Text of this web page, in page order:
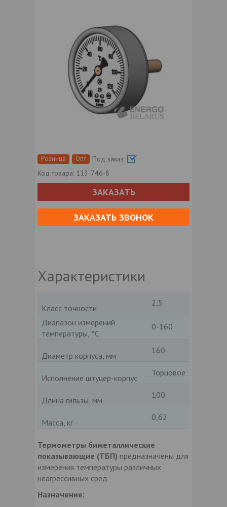
Розница Опт
Под заказ
Код товара: 113-746-8
ЗАКАЗАТЬ
ЗАКАЗАТЬ ЗВОНОК
Характеристики
Класс точности
2,5
Диапазон измерений
температуры, °C
0-160
Диаметр корпуса, мм
160
Исполнение штуцер-корпус
Торцовое
Длина гильзы, мм
100
Масса, кг
0,62
Термометры биметаллические
показывающие (ТБП) предназначены для
измерения температуры различных
неагрессивных сред.
Назначение: